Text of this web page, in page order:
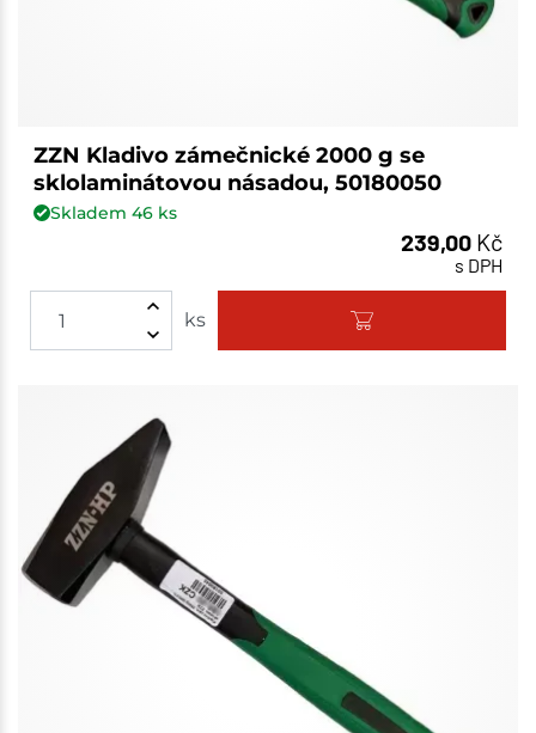
ZZN Kladivo zámečnické 2000 g se
sklolaminátovou násadou, 50180050
Skladem 46ks
239,00 Kč
s DPH
ks